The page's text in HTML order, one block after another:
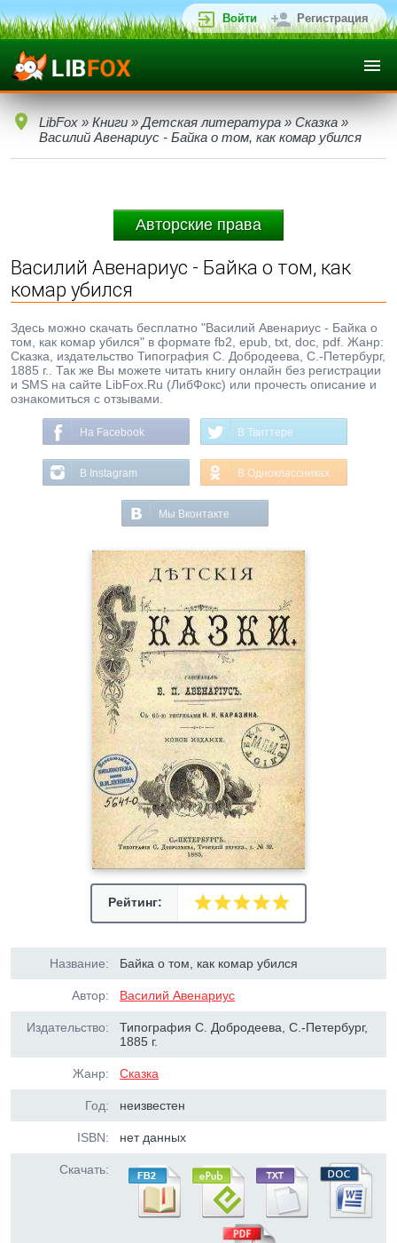
Войти Регистрация
LibFox » Книги » Детская литература » Сказка »
Василий Авенариус - Байка о том, как комар убился
Авторские права
Василий Авенариус - Байка о том, как
комар убился
Здесь можно скачать бесплатно "Василий Авенариус - Байка о
том, как комар убился" в формате fb2, epub, txt, doc, pdf. Жанр:
Сказка, издательство Типография С. Добродеева, С.-Петербург,
1885 г.. Так же Вы можете читать книгу онлайн без регистрации
и SMS на сайте LibFox.Ru (ЛибФокс) или прочесть описание и
ознакомиться с отзывами.
На Facebook В Твиттере
В Instagram В Одноклассниках
Мы Вконтакте
Рейтинг:
Название: Байка о том, как комар убился
Автор: Василий Авенариус
Издательство:
Типография С. Добродеева, С.-Петербург,
1885 г.
Жанр: Сказка
Год: неизвестен
ISBN: нет данных
Скачать: